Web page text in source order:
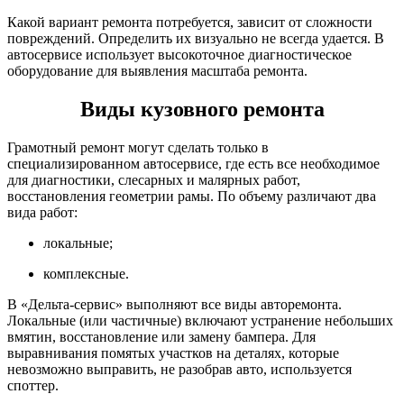
Какой вариант ремонта потребуется, зависит от сложности
повреждений. Определить их визуально не всегда удается. В
автосервисе использует высокоточное диагностическое
оборудование для выявления масштаба ремонта.
Виды кузовного ремонта
Грамотный ремонт могут сделать только в
специализированном автосервисе, где есть все необходимое
для диагностики, слесарных и малярных работ,
восстановления геометрии рамы. По объему различают два
вида работ:
локальные;
комплексные.
В «Дельта-сервис» выполняют все виды авторемонта.
Локальные (или частичные) включают устранение небольших
вмятин, восстановление или замену бампера. Для
выравнивания помятых участков на деталях, которые
невозможно выправить, не разобрав авто, используется
споттер.